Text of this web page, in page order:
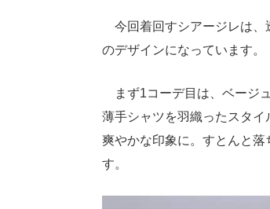
今回着回すシアージレは、
のデザインになっています。
まず1コーデ目は、ベージ
薄手シャツを羽織ったスタ
爽やかな印象に。すとんと
す。